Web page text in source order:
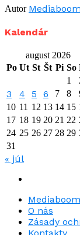
Autor Mediaboom
Kalendár
august 2026
Po Ut St Št Pi So
1
3 4 5 6 7 8
10 11 12 13 14 15
17 18 19 20 21 22
24 25 26 27 28 29
31
« júl
O nás
Zásady